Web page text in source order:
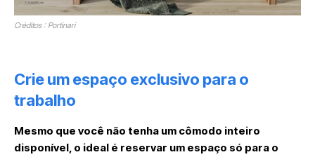
Créditos : Portinari
Crie um espaço exclusivo para o
trabalho
Mesmo que você não tenha um cômodo inteiro
disponível, o ideal é reservar um espaço só para o